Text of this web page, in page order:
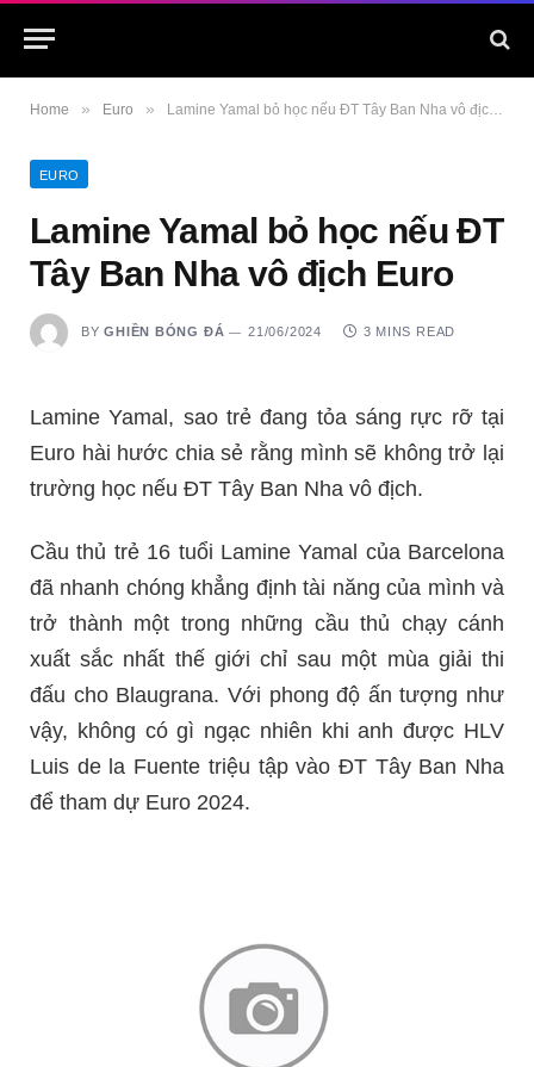
Home » Euro » Lamine Yamal bỏ học nếu ĐT Tây Ban Nha vô địch Euro
EURO
Lamine Yamal bỏ học nếu ĐT
Tây Ban Nha vô địch Euro
BY GHIỀN BÓNG ĐÁ 21/06/2024 3 MINS READ
Lamine Yamal, sao trẻ đang tỏa sáng rực rỡ tại
Euro hài hước chia sẻ rằng mình sẽ không trở lại
trường học nếu ĐT Tây Ban Nha vô địch.
Cầu thủ trẻ 16 tuổi Lamine Yamal của Barcelona
đã nhanh chóng khẳng định tài năng của mình và
trở thành một trong những cầu thủ chạy cánh
xuất sắc nhất thế giới chỉ sau một mùa giải thi
đấu cho Blaugrana. Với phong độ ấn tượng như
vậy, không có gì ngạc nhiên khi anh được HLV
Luis de la Fuente triệu tập vào ĐT Tây Ban Nha
để tham dự Euro 2024.